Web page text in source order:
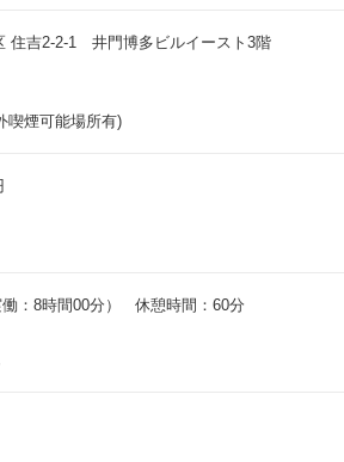
住吉2-2-1 井門博多ビルイースト3階
喫煙可能場所有)
：8時間00分） 休憩時間：60分